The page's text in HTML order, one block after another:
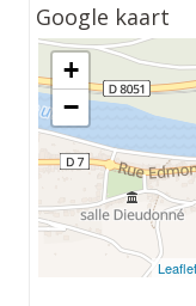
Google kaart
+
−
Leaflet